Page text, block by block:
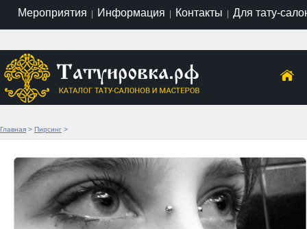
Мероприятия | Информация | Контакты | Для тату-
Главная > Пирсинг >